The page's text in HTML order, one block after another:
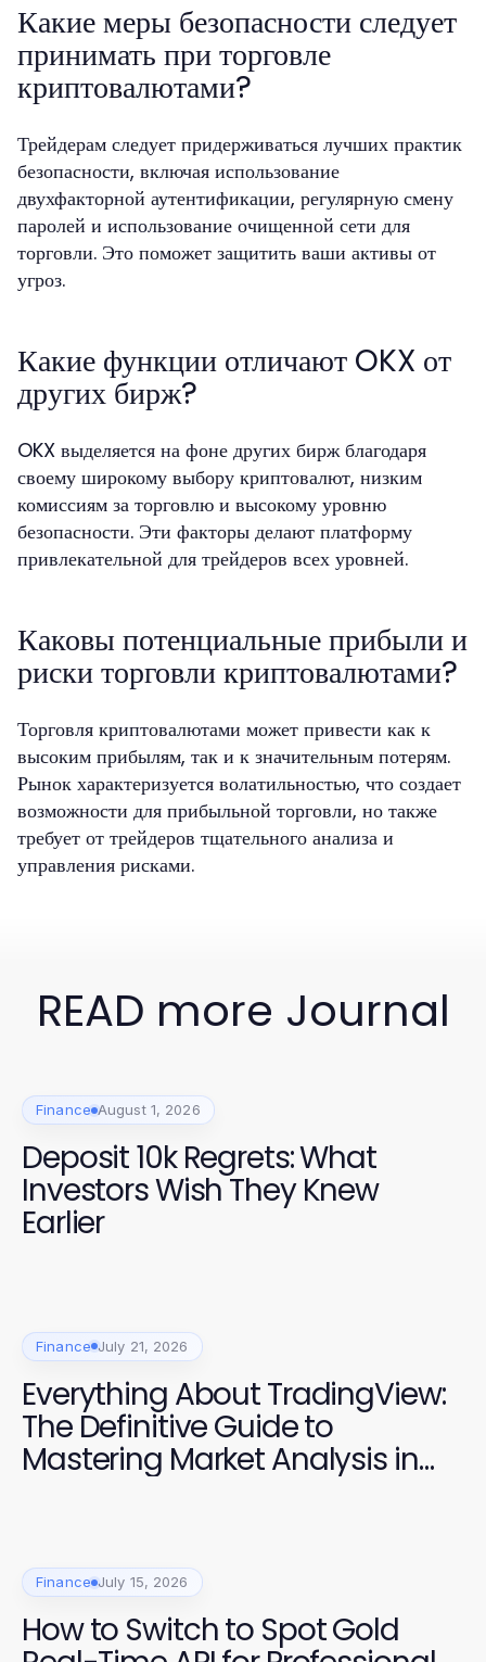
Какие меры безопасности следует
принимать при торговле
криптовалютами?
Трейдерам следует придерживаться лучших практик
безопасности, включая использование
двухфакторной аутентификации, регулярную смену
паролей и использование очищенной сети для
торговли. Это поможет защитить ваши активы от
угроз.
Какие функции отличают OKX от
других бирж?
OKX выделяется на фоне других бирж благодаря
своему широкому выбору криптовалют, низким
комиссиям за торговлю и высокому уровню
безопасности. Эти факторы делают платформу
привлекательной для трейдеров всех уровней.
Каковы потенциальные прибыли и
риски торговли криптовалютами?
Торговля криптовалютами может привести как к
высоким прибылям, так и к значительным потерям.
Рынок характеризуется волатильностью, что создает
возможности для прибыльной торговли, но также
требует от трейдеров тщательного анализа и
управления рисками.
READ more Journal
Finance August 1, 2026
Deposit 10k Regrets: What
Investors Wish They Knew
Earlier
Finance July 21, 2026
Everything About TradingView:
The Definitive Guide to
Mastering Market Analysis in
Finance July 15, 2026
How to Switch to Spot Gold